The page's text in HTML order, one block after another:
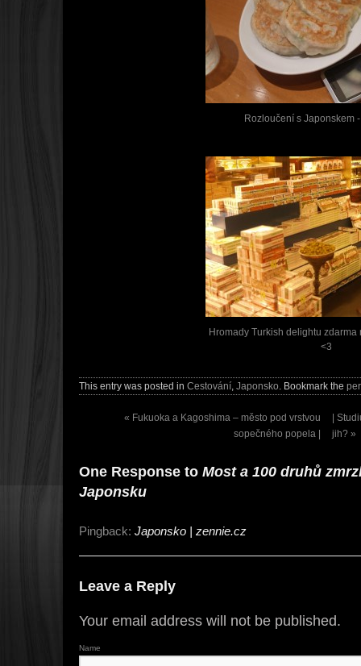
Rozloučení s Japonskem
Hromady Turkish delightu zdarma
<3
This entry was posted in Cestování, Japonsko. Bookmark the
« Fukuoka a Kagoshima – město pod vrstvou
sopečného popela |
|
jih? »
One Response to Most a 100 druhů
Japonsku
Pingback: Japonsko | zennie.cz
Leave a Reply
Your email address will not be published.
Name